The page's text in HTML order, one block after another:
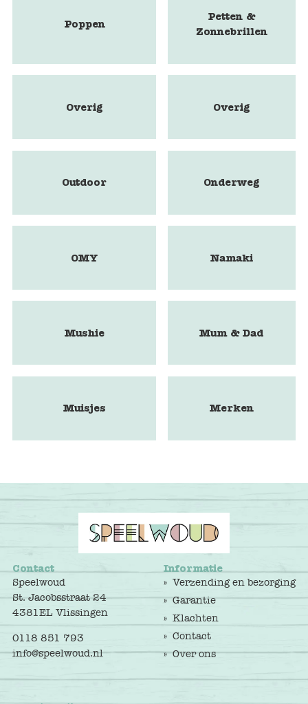
Poppen
Petten &
Zonnebrillen
Overig Overig
Outdoor Onderweg
OMY Namaki
Mushie Mum & Dad
Muisjes Merken
Contact
Speelwoud
St. Jacobsstraat 24
4381EL Vlissingen
0118 851 793
info@speelwoud.nl
Informatie
Verzending en bezorging
Garantie
Klachten
Contact
Over ons